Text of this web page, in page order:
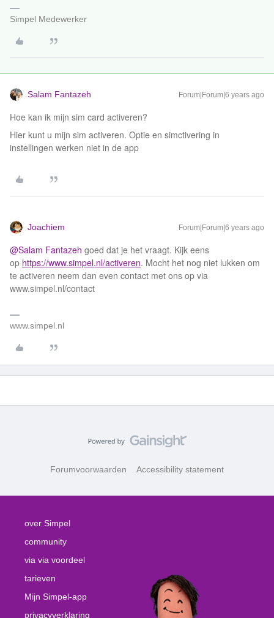
Simpel Medewerker
Salam Fantazeh Forum|Forum|6 years ago
Hoe kan ik mijn sim card activeren?
Hier kunt u mijn sim activeren. Optie en simctivering in
instellingen werken niet in de app
Joachiem Forum|Forum|6 years ago
@Salam Fantazeh goed dat je het vraagt. Kijk eens
op https://www.simpel.nl/activeren. Mocht het nog niet lukken om
te activeren neem dan even contact met ons op via
www.simpel.nl/contact
www.simpel.nl
Forumvoorwaarden Accessibility statement
over Simpel
community
via via voordeel
tarieven
Mijn Simpel-app
privacyverklaring